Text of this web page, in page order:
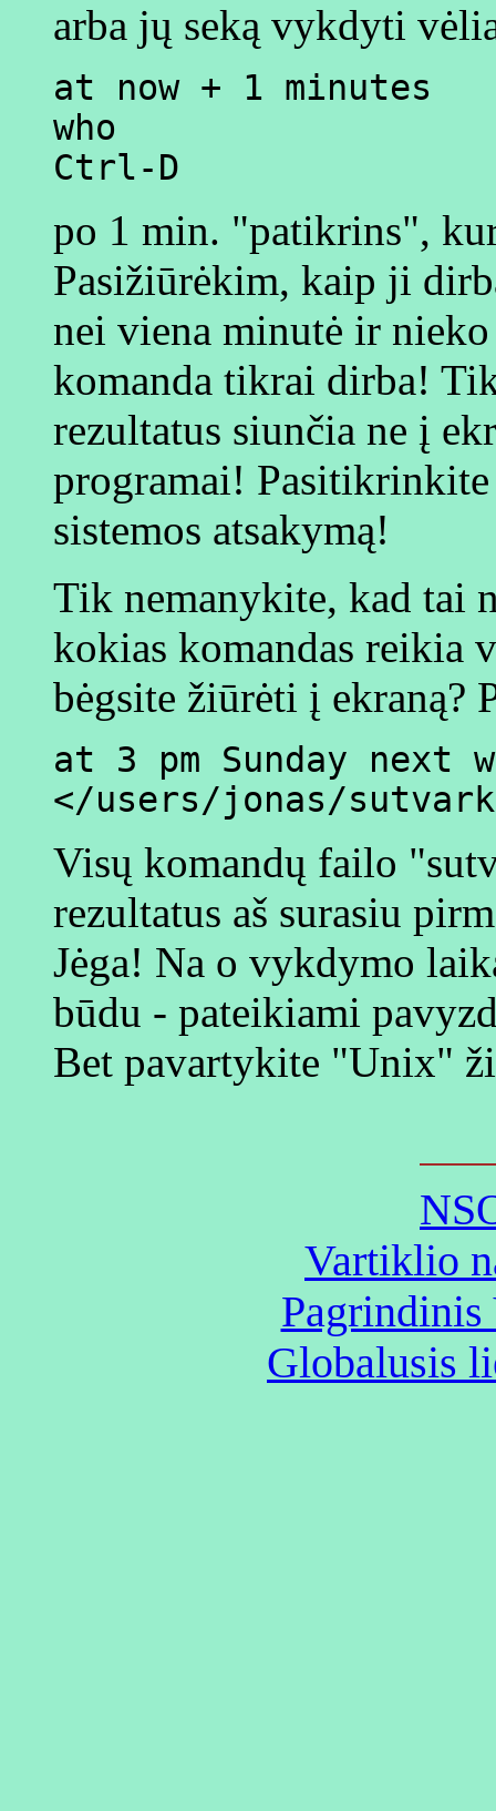
arba jų seką vykdyti
at now + 1 minutes
who
Ctrl-D
po 1 min. "patikrins",
Pasižiūrėkim, kaip ji
nei viena minutė ir
komanda tikrai dirba!
rezultatus siunčia ne į
programai! Pasitikrinkite
sistemos atsakymą!
Tik nemanykite, kad tai
kokias komandas reikia
bėgsite žiūrėti į ekraną?
at 3 pm Sunday next
</users/jonas/
Visų komandų failo
rezultatus aš surasiu
Jėga! Na o vykdymo
būdu - pateikiami
Bet pavartykite "Unix"
Vartiklio
Globalusis